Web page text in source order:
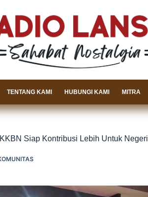
TENTANG KAMI HUBUNGI KAMI MITRA
Siap Kontribusi Lebih Untuk Negeri